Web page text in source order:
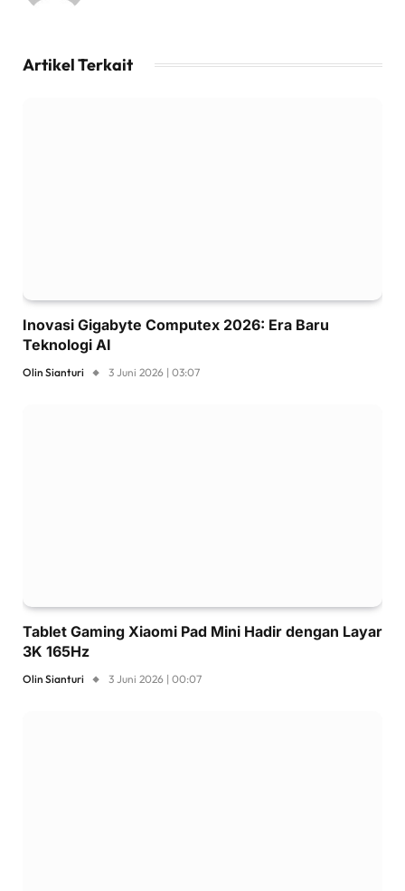
Artikel Terkait
Inovasi Gigabyte Computex 2026: Era Baru
Teknologi AI
Olin Sianturi 3 Juni 2026 | 03:07
Tablet Gaming Xiaomi Pad Mini Hadir dengan Layar
3K 165Hz
Olin Sianturi 3 Juni 2026 | 00:07